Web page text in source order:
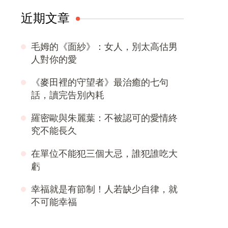
近期文章
毛姆的《面紗》：女人，別太高估男
人對你的愛
《麥田裡的守望者》最治癒的七句
話，讀完告別內耗
羅密歐與朱麗葉：不被認可的愛情終
究不能長久
在單位不能犯三個大忌，誰犯誰吃大
虧
幸福就是有節制！人若缺少自律，就
不可能幸福